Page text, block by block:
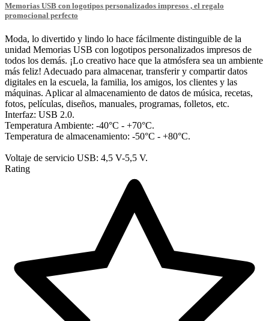
Memorias USB con logotipos personalizados impresos , el regalo
promocional perfecto
Moda, lo divertido y lindo lo hace fácilmente distinguible de la
unidad Memorias USB con logotipos personalizados impresos de
todos los demás. ¡Lo creativo hace que la atmósfera sea un ambiente
más feliz! Adecuado para almacenar, transferir y compartir datos
digitales en la escuela, la familia, los amigos, los clientes y las
máquinas. Aplicar al almacenamiento de datos de música, recetas,
fotos, películas, diseños, manuales, programas, folletos, etc.
Interfaz: USB 2.0.
Temperatura Ambiente: -40°C - +70°C.
Temperatura de almacenamiento: -50°C - +80°C.
Voltaje de servicio USB: 4,5 V-5,5 V.
Rating